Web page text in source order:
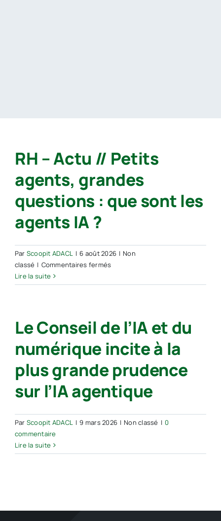
RH – Actu // Petits
agents, grandes
questions : que sont les
agents IA ?
Par Scoopit ADACL | 6 août 2026 | Non
classé | Commentaires ferméssur
–
Petits
agents,
grandes
questions
que
sont
les
IA
Lire la suite
Le Conseil de l’IA et du
numérique incite à la
plus grande prudence
sur l’IA agentique
Par Scoopit ADACL | 9 mars 2026 | Non classé | 0
commentaire
Lire la suite